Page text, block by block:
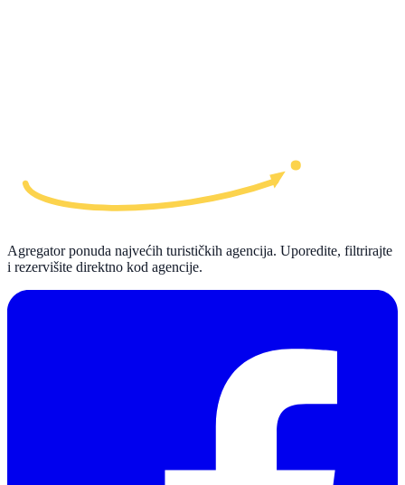
Agregator ponuda najvećih turističkih agencija. Uporedite, filtrirajte
i rezervišite direktno kod agencije.